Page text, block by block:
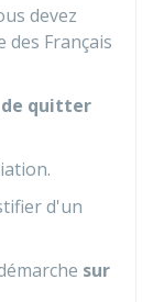
devez
Français
quitter
d'un
sur